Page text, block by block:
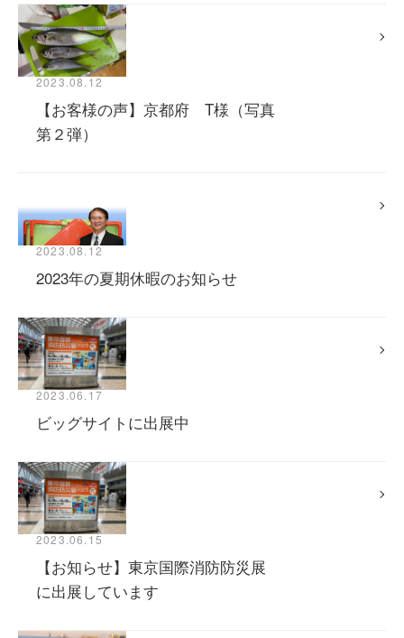
2023.08.12
【お客様の声】京都府 T様（写真
第２弾）
2023.08.12
2023年の夏期休暇のお知らせ
2023.06.17
ビッグサイトに出展中
2023.06.15
【お知らせ】東京国際消防防災展
に出展しています